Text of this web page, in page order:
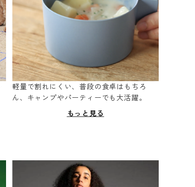
軽量で割れにくい、普段の食卓はもちろ
ん、キャンプやパーティーでも大活躍。
もっと見る